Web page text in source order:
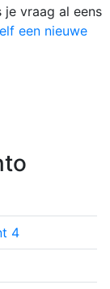
vraag al eens
een nieuwe
4